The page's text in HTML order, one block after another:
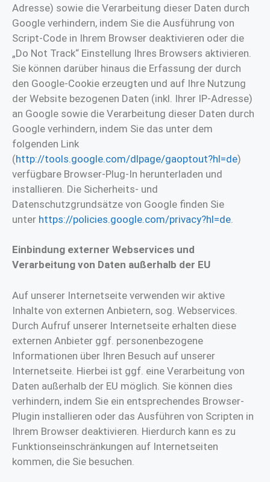
Adresse) sowie die Verarbeitung dieser Daten durch
Google verhindern, indem Sie die Ausführung von
Script-Code in Ihrem Browser deaktivieren oder die
„Do Not Track“ Einstellung Ihres Browsers aktivieren.
Sie können darüber hinaus die Erfassung der durch
den Google-Cookie erzeugten und auf Ihre Nutzung
der Website bezogenen Daten (inkl. Ihrer IP-Adresse)
an Google sowie die Verarbeitung dieser Daten durch
Google verhindern, indem Sie das unter dem
folgenden Link
(http://tools.google.com/dlpage/gaoptout?hl=de)
verfügbare Browser-Plug-In herunterladen und
installieren. Die Sicherheits- und
Datenschutzgrundsätze von Google finden Sie
unter https://policies.google.com/privacy?hl=de
Einbindung externer Webservices und
Verarbeitung von Daten außerhalb der EU
Auf unserer Internetseite verwenden wir aktive
Inhalte von externen Anbietern, sog. Webservices.
Durch Aufruf unserer Internetseite erhalten diese
externen Anbieter ggf. personenbezogene
Informationen über Ihren Besuch auf unserer
Internetseite. Hierbei ist ggf. eine Verarbeitung von
Daten außerhalb der EU möglich. Sie können dies
verhindern, indem Sie ein entsprechendes Browser-
Plugin installieren oder das Ausführen von Scripten in
Ihrem Browser deaktivieren. Hierdurch kann es zu
Funktionseinschränkungen auf Internetseiten
kommen, die Sie besuchen.